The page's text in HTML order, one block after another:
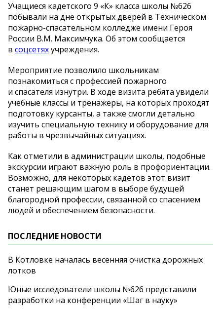
Учащиеся кадетского 9 «К» класса школы №626
побывали на дне открытых дверей в Техническом
пожарно-спасательном колледже имени Героя
России В.М. Максимчука. Об этом сообщается
в соцсетяхучреждения.
Мероприятие позволило школьникам
познакомиться с профессией пожарного
и спасателя изнутри. В ходе визита ребята увидели
учебные классы и тренажёры, на которых проходят
подготовку курсанты, а также смогли детально
изучить специальную технику и оборудование для
работы в чрезвычайных ситуациях.
Как отметили в администрации школы, подобные
экскурсии играют важную роль в профориентации.
Возможно, для некоторых кадетов этот визит
станет решающим шагом в выборе будущей
благородной профессии, связанной со спасением
людей и обеспечением безопасности.
ПОСЛЕДНИЕ НОВОСТИ
В Котловке началась весенняя очистка дорожных
лотков
Юные исследователи школы №626 представили
разработки на конференции «Шаг в науку»